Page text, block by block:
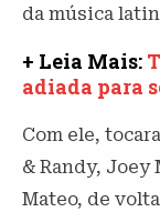
da música
+ Leia Mais:
adiada para
Com ele,
& Randy, Joey
Mateo, de